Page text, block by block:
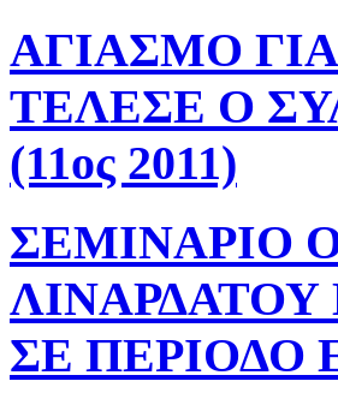
ΑΓΙΑΣΜΟ
ΤΕΛΕΣΕ Ο
(11ος 2011)
ΣΕΜΙΝΑΡΙΟ
ΣΕ ΠΕΡΙΟΔΟ